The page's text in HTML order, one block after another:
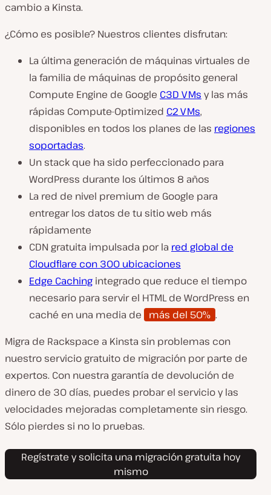
cambio a Kinsta.
¿Cómo es posible? Nuestros clientes disfrutan:
La última generación de máquinas virtuales de
la familia de máquinas de propósito general
Compute Engine de Google C3D VMs y las más
rápidas Compute-Optimized C2 VMs,
disponibles en todos los planes de las regiones
soportadas.
Un stack que ha sido perfeccionado para
WordPress durante los últimos 8 años
La red de nivel premium de Google para
entregar los datos de tu sitio web más
rápidamente
CDN gratuita impulsada por la red global de
Cloudflare con 300 ubicaciones
Edge Caching integrado que reduce el tiempo
necesario para servir el HTML de WordPress en
caché en una media de
más del 50% .
Migra de Rackspace a Kinsta sin problemas con
nuestro servicio gratuito de migración por parte de
expertos. Con nuestra garantía de devolución de
dinero de 30 días, puedes probar el servicio y las
velocidades mejoradas completamente sin riesgo.
Sólo pierdes si no lo pruebas.
Regístrate y solicita una migración gratuita hoy
mismo